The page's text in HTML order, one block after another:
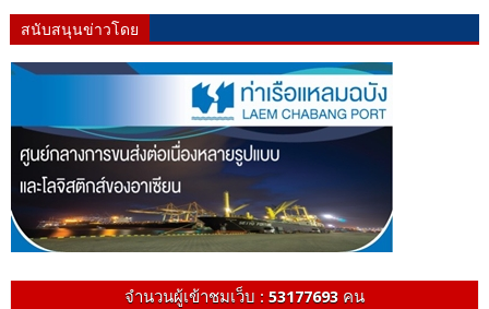
สนับสนุนข่าวโดย
จำนวนผู้เข้าชมเว็บ : 53177693คน